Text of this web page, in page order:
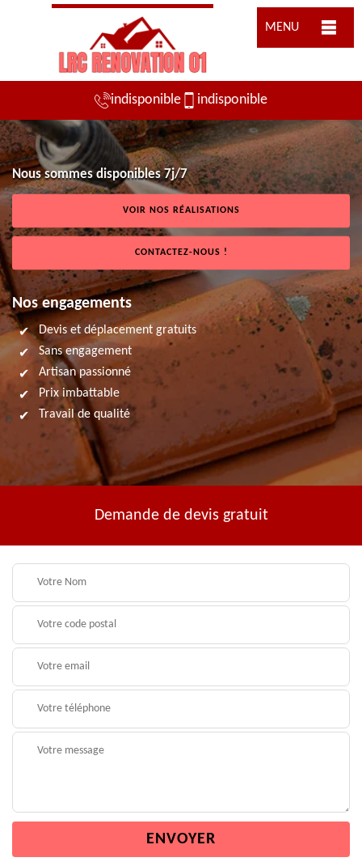
MENU
indisponible indisponible
Nous sommes disponibles 7j/7
VOIR NOS RÉALISATIONS
CONTACTEZ-NOUS !
Nos engagements
Devis et déplacement gratuits
Sans engagement
Artisan passionné
Prix imbattable
Travail de qualité
Demande de devis gratuit